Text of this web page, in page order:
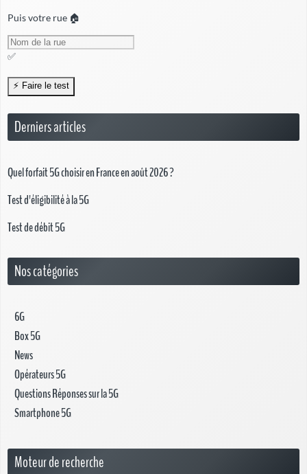
Puis votre rue 🏠
✅
Derniers articles
Quel forfait 5G choisir en France en août 2026 ?
Test d'éligibilité à la 5G
Test de débit 5G
Nos catégories
6G
Box 5G
News
Opérateurs 5G
Questions Réponses sur la 5G
Smartphone 5G
Moteur de recherche